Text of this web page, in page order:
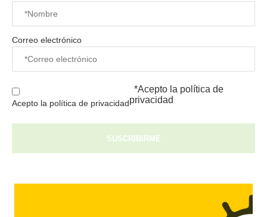
Correo electrónico
Acepto la política de privacidad
*Acepto la política de
privacidad